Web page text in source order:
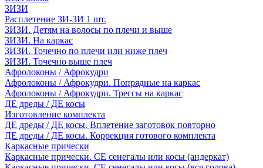
ЗИЗИ
Расплетение ЗИ-ЗИ 1 шт.
ЗИЗИ. Детям на волосы по плечи и выше
ЗИЗИ. На каркас
ЗИЗИ. Точечно по плечи или ниже плеч
ЗИЗИ. Точечно выше плеч
Афролоконы / Афрокудри
Афролоконы / Афрокудри. Попрядные на каркас
Афролоконы / Афрокудри. Трессы на каркас
ДЕ дреды / ДЕ косы
Изготовление комплекта
ДЕ дреды / ДЕ косы. Вплетение заготовок повторно
ДЕ дреды / ДЕ косы. Коррекция готового комплекта
Каркасные прически
Каркасные прически. СЕ сенегалы или косы (андеркат)